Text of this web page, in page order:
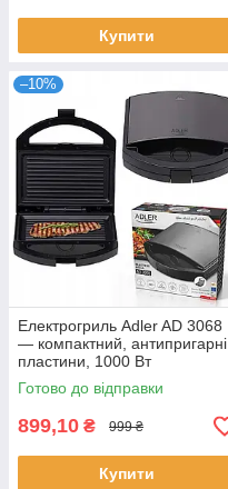
Купити
–10%
Електрогриль Adler AD 3068
— компактний, антипригарні
пластини, 1000 Вт
Готово до відправки
899,10 ₴ 999 ₴
Купити